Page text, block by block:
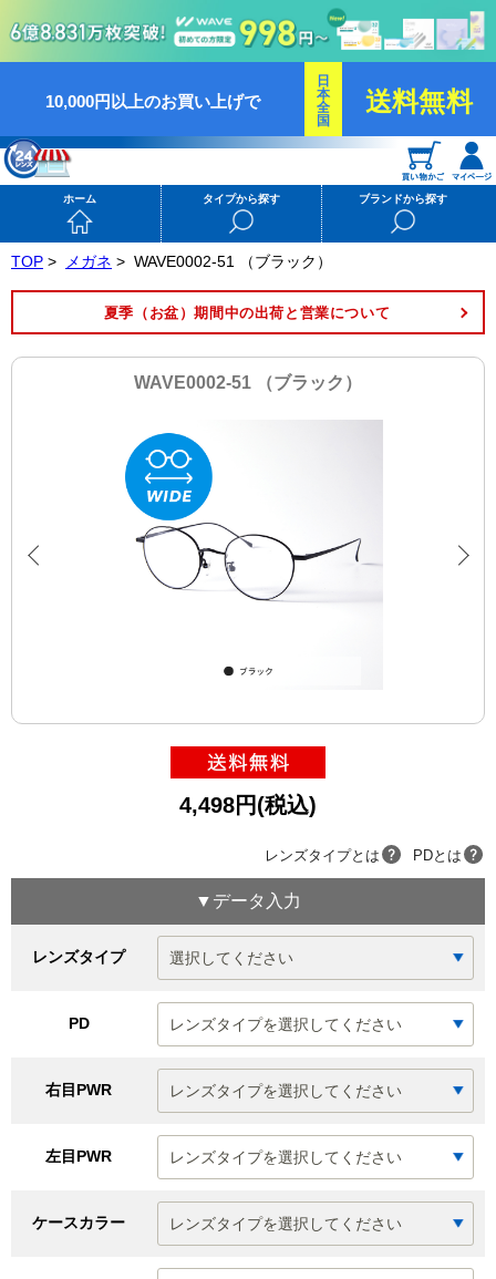
10,000円以上のお買い上げで
日
本
全
国
送料無料
ホーム タイプから探す ブランドから探す
TOP > メガネ > WAVE0002-51 （ブラック）
夏季（お盆）期間中の出荷と営業について
WAVE0002-51 （ブラック）
4,498円(税込)
レンズタイプとは PDとは
▼データ入力
レンズタイプ
PD
右目PWR
左目PWR
ケースカラー